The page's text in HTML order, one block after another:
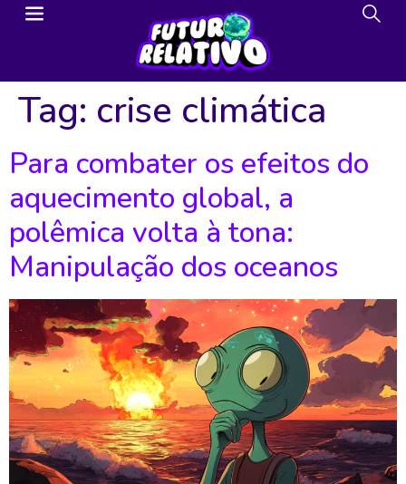
Tag: crise climática
Para combater os efeitos do
aquecimento global, a
polêmica volta à tona:
Manipulação dos oceanos